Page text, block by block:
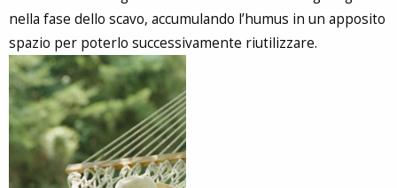
nella fase dello scavo, accumulando l’humus in un apposito
spazio per poterlo successivamente riutilizzare.